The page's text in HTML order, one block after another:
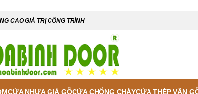
CAO GIÁ TRỊ CÔNG TRÌNH
CỬA NHỰA GIẢ GỖCỬA CHỐNG CHÁYCỬA THÉP VÂN